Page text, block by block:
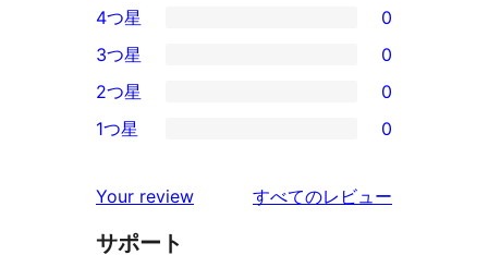
5-
星
レ
ビ
ー
4-
星
レ
ュ
ー
4つ星 0
0
3-
星
ビ
ュ
3つ星 0
2-
レ
ビ
2つ星 0
星
レ
1つ星 0
Your review すべてのレビュー
サポート